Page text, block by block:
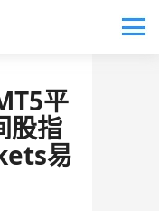
平
股指
易